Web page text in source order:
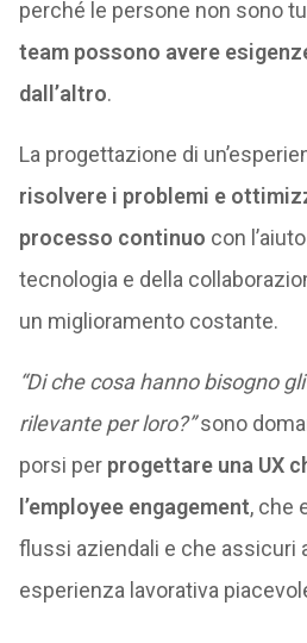
perché le persone non sono
team possono avere
dall’altro.
La progettazione di
risolvere i problemi e
processo continuo con
tecnologia e della
un miglioramento costante.
“Di che cosa hanno bisogno
rilevante per loro?”sono
porsi perprogettare una UX
l’employee engagement, che
flussi aziendali e che assicuri
esperienza lavorativa